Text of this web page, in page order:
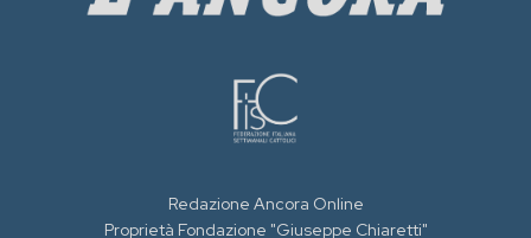
Redazione Ancora Online
Proprietà Fondazione "Giuseppe Chiaretti"